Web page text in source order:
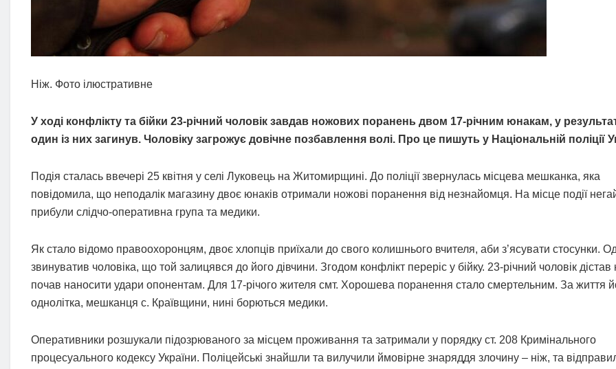
Ніж. Фото ілюстративне
У ході конфлікту та бійки 23-річний чоловік завдав ножових поранень двом 17-річним юнакам, у
один із них загинув. Чоловіку загрожує довічне позбавлення волі. Про це пишуть у Національній поліції
Подія сталась ввечері 25 квітня у селі Луковець на Житомирщині. До поліції звернулась місцева мешканка, яка
повідомила, що неподалік магазину двоє юнаків отримали ножові поранення від незнайомця. На місце події
прибули слідчо-оперативна група та медики.
Як стало відомо правоохоронцям, двоє хлопців приїхали до свого колишнього вчителя, аби з’ясувати стосунки.
звинуватив чоловіка, що той залицявся до його дівчини. Згодом конфлікт переріс у бійку. 23-річний чоловік
почав наносити удари опонентам. Для 17-річого жителя смт. Хорошева поранення стало смертельним. За життя
однолітка, мешканця с. Краївщини, нині борються медики.
Оперативники розшукали підозрюваного за місцем проживання та затримали у порядку ст. 208 Кримінального
процесуального кодексу України. Поліцейські знайшли та вилучили ймовірне знаряддя злочину – ніж, та